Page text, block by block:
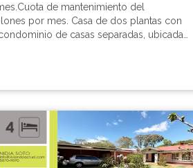
de mantenimiento del
por mes. Casa de dos plantas con
de casas separadas, ubicada…